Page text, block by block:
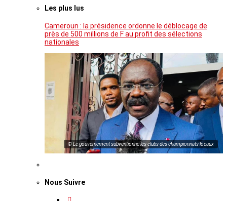
Les plus lus
Cameroun : la présidence ordonne le déblocage de
près de 500 millions de F au profit des sélections
nationales
© Le gouvernement subventionne les clubs des championnats locaux
Nous Suivre